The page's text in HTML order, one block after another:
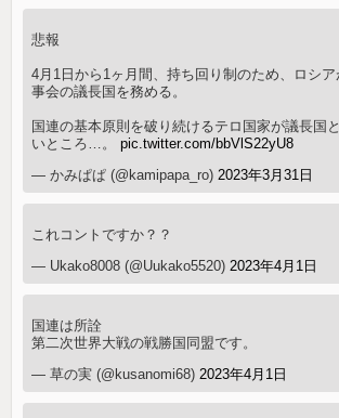
悲報
4月1日から1ヶ月間、持ち回り制のため、ロシ
事会の議長国を務める。
国連の基本原則を破り続けるテロ国家が議長国
いところ…。pic.twitter.com/bbVlS22yU8
— かみぱぱ (@kamipapa_ro) 2023年3月31日
これコントですか？？
— Ukako8008 (@Uukako5520) 2023年4月1日
国連は所詮
第二次世界大戦の戦勝国同盟です。
— 草の実 (@kusanomi68) 2023年4月1日